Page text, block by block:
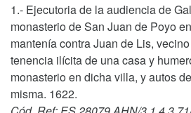
1.- Ejecutoria de la audiencia de
monasterio de San Juan de Poyo
mantenía contra Juan de Lis,
tenencia ilícita de una casa y
monasterio en dicha villa, y autos
misma. 1622.